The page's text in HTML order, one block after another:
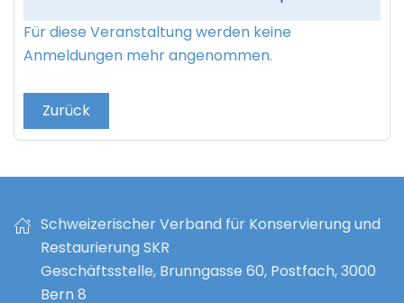
Für diese Veranstaltung werden keine
Anmeldungen mehr angenommen.
Zurück
Schweizerischer Verband für Konservierung und
Restaurierung SKR
Geschäftsstelle, Brunngasse 60, Postfach, 3000
Bern 8